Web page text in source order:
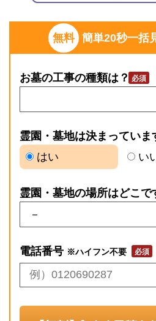
無料 簡単20秒一括
お墓の工事の種類は？
霊園・墓地は決まっていま
はい
い
霊園・墓地の場所はどこで
電話番号 ※ハイフン不要